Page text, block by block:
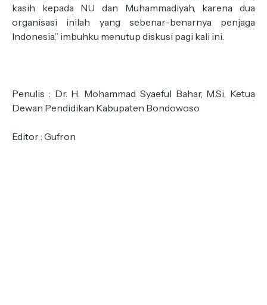
kasih kepada NU dan Muhammadiyah, karena dua
organisasi inilah yang sebenar-benarnya penjaga
Indonesia,” imbuhku menutup diskusi pagi kali ini.
Penulis : Dr. H. Mohammad Syaeful Bahar, M.Si, Ketua
Dewan Pendidikan Kabupaten Bondowoso
Editor : Gufron